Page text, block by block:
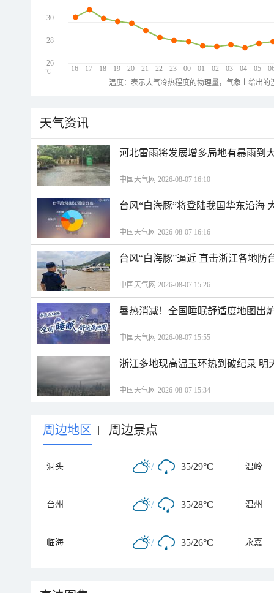
16 17 18 19 20 21 22 23 00 01 02 03 04 05
30
28
26
℃
温度：表示大气冷热程度的物理量，气象上给出
天气资讯
河北雷雨将发展增多局地有暴雨到
中国天气网 2026-08-07 16:10
台风“白海豚”将登陆我国华东沿海
中国天气网 2026-08-07 16:16
台风“白海豚”逼近 直击浙江各地防
中国天气网 2026-08-07 15:26
暑热消减！全国睡眠舒适度地图出
中国天气网 2026-08-07 15:55
浙江多地现高温玉环热到破纪录 明
中国天气网 2026-08-07 15:34
周边地区 | 周边景点
洞头 / 35/29°C 温岭
台州 / 35/28°C 温州
临海 / 35/26°C 永嘉